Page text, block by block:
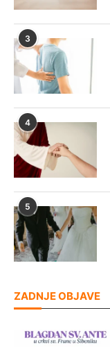
3
4
5
ZADNJE OBJAVE